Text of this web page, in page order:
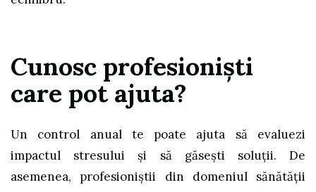
Cunosc profesioniști
care pot ajuta?
Un control anual te poate ajuta să evaluezi
impactul stresului și să găseşti soluții. De
asemenea, profesioniștii din domeniul sănătății